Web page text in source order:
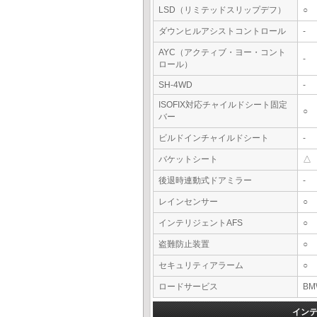
LSD（リミテッドスリップデフ） ○
ダウンヒルアシストコントロール -
AYC（アクティブ・ヨー・コント
ロール）
-
SH-4WD
-
ISOFIX対応チャイルドシート固定
バー
○
ビルドインチャイルドシート -
バケットシート △
後退時連動式ドアミラー -
レインセンサー ○
インテリジェントAFS ○
盗難防止装置 ○
セキュリティアラーム ○
ロードサービス
イン